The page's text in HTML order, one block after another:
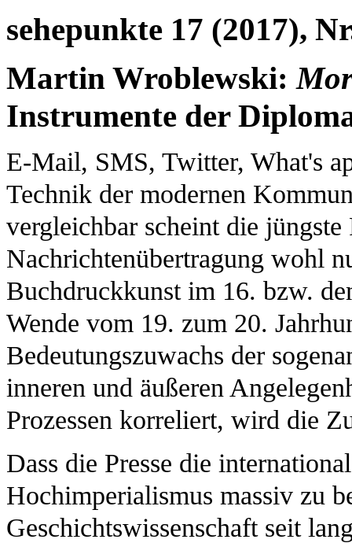
sehepunkte 17 (2017),
Martin Wroblewski:
Instrumente der
E-Mail, SMS, Twitter, What's
Technik der modernen
vergleichbar scheint die
Nachrichtenübertragung wohl
Buchdruckkunst im 16. bzw.
Wende vom 19. zum 20.
Bedeutungszuwachs der
inneren und äußeren
Prozessen korreliert, wird die
Dass die Presse die
Hochimperialismus massiv zu
Geschichtswissenschaft seit